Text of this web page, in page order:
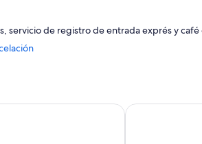
servicio de registro de entrada exprés y café
en todas las habitaciones incluyen los
Hotelli Wanha